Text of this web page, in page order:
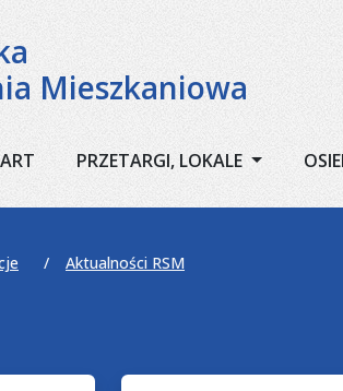
Mieszkaniowa
PRZETARGI, LOKALE
Aktualności RSM